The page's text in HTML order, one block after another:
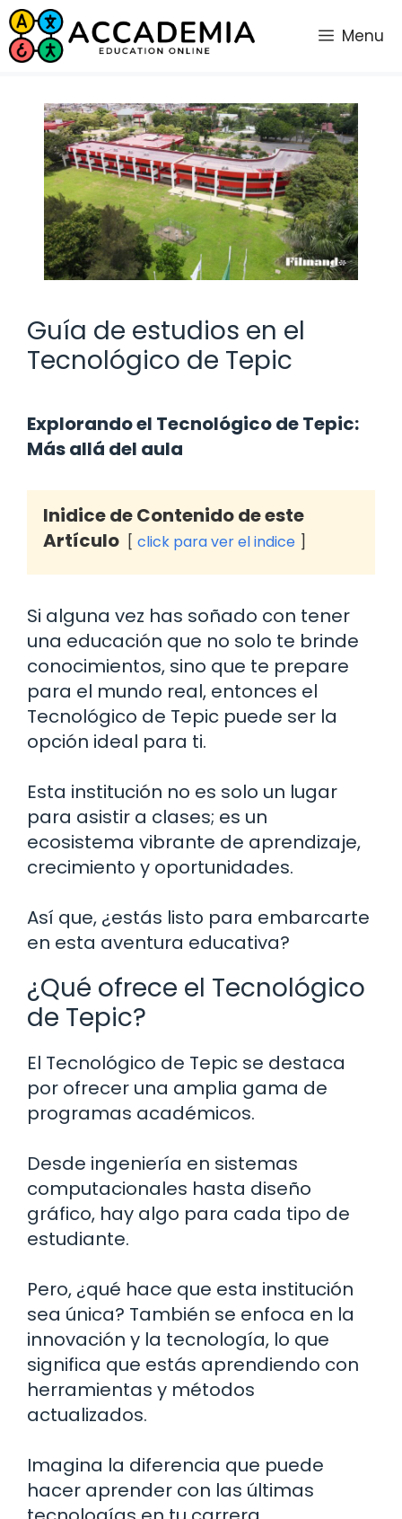
Saltar
al
contenido
Menu
Guía de estudios en el
Tecnológico de Tepic
Explorando el Tecnológico de Tepic:
Más allá del aula
Inidice de Contenido de este
Artículo
click para ver el indice
Si alguna vez has soñado con tener
una educación que no solo te brinde
conocimientos, sino que te prepare
para el mundo real, entonces el
Tecnológico de Tepic puede ser la
opción ideal para ti.
Esta institución no es solo un lugar
para asistir a clases; es un
ecosistema vibrante de aprendizaje,
crecimiento y oportunidades.
Así que, ¿estás listo para embarcarte
en esta aventura educativa?
¿Qué ofrece el Tecnológico
de Tepic?
El Tecnológico de Tepic se destaca
por ofrecer una amplia gama de
programas académicos.
Desde ingeniería en sistemas
computacionales hasta diseño
gráfico, hay algo para cada tipo de
estudiante.
Pero, ¿qué hace que esta institución
sea única? También se enfoca en la
innovación y la tecnología, lo que
significa que estás aprendiendo con
herramientas y métodos
actualizados.
Imagina la diferencia que puede
hacer aprender con las últimas